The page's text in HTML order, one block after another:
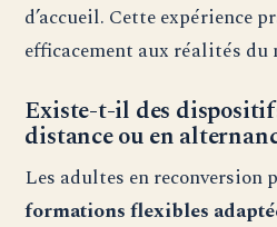
d’accueil. Cette expérience
efficacement aux réalités du
Existe-t-il des
distance ou en
Les adultes en reconversion
formations flexibles